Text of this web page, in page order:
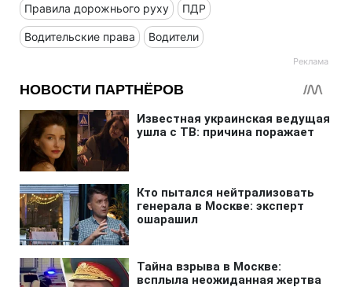
Правила дорожнього руху ПДР
Водительские права Водители